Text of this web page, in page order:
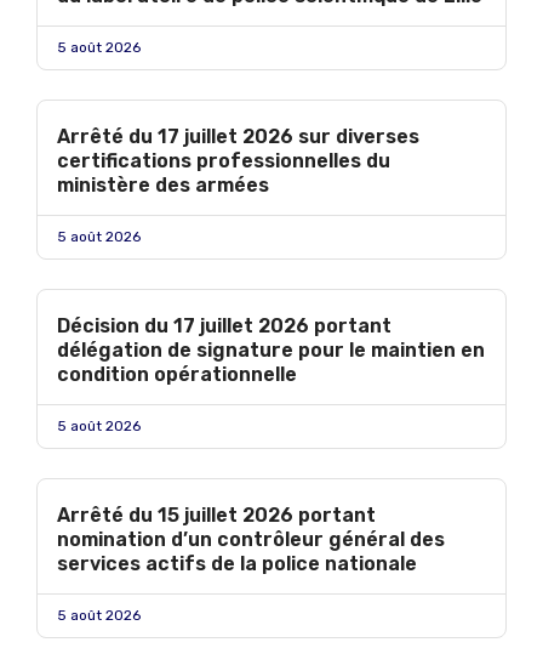
5 août 2026
Arrêté du 17 juillet 2026 sur diverses
certifications professionnelles du
ministère des armées
5 août 2026
Décision du 17 juillet 2026 portant
délégation de signature pour le maintien en
condition opérationnelle
5 août 2026
Arrêté du 15 juillet 2026 portant
nomination d’un contrôleur général des
services actifs de la police nationale
5 août 2026